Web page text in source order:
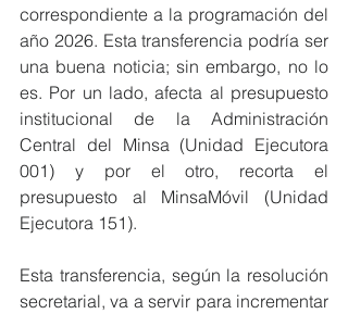
correspondiente a la programación del
año 2026. Esta transferencia podría ser
una buena noticia; sin embargo, no lo
es. Por un lado, afecta al presupuesto
institucional de la Administración
Central del Minsa (Unidad Ejecutora
001) y por el otro, recorta el
presupuesto al MinsaMóvil (Unidad
Ejecutora 151).
Esta transferencia, según la resolución
secretarial, va a servir para incrementar